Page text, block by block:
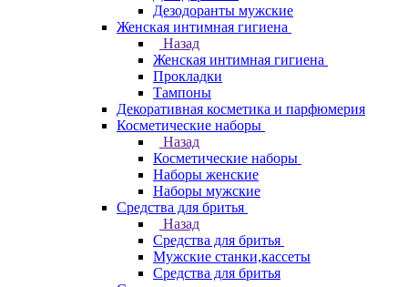
Дезодоранты мужские
Женская интимная гигиена
Назад
Женская интимная гигиена
Прокладки
Тампоны
Декоративная косметика и парфюмерия
Косметические наборы
Назад
Косметические наборы
Наборы женские
Наборы мужские
Средства для бритья
Назад
Средства для бритья
Мужские станки,кассеты
Средства для бритья